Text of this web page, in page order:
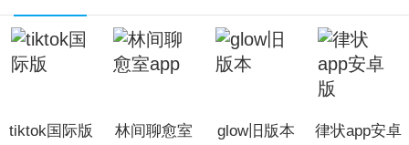
刷也不累眼。
微博app游戏优势
用户基数大，讨论和互动频繁，任何话题都有机会被推
上热潮，让你参与感更强。
tiktok国际版
林间聊愈室
glow旧版本
律状app安卓